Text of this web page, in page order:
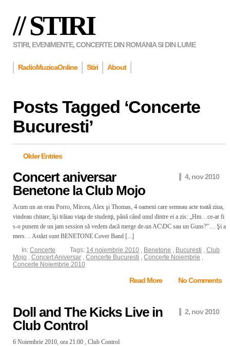
// STIRI
STIRI, EVENIMENTE, CONCERTE DIN ROMANIA SI DIN LUME
RadioMuzicaOnline Stiri About
Posts Tagged ‘Concerte
Bucuresti’
Older Entries
Concert aniversar
Benetone la Club Mojo
4, nov 2010
Acum un an erau Porro, Mircea, Alex şi Thomas, 4 oameni care semnau acte toată ziua,
vindeau chitare, îşi trăiau viaţa de studenţi, până când unul dintre ei a zis: „Hm…ce-ar fi
s-o punem de un jam session să vedem dacă merge de-un AC\DC sau un Guns?”… Şi a
mers… Astăzi sunt BENETONE Cover Band [...]
In: Concerte Tags: 14 noiembrie 2010 , Benetone , Bucuresti , Club
Mojo , Concert Aniversar , Concerte Bucuresti , Concerte Noiembrie ,
Concerte Noiembrie 2010
Read More No Comments
Doll and The Kicks Live in
Club Control
2, nov 2010
6 Noiembrie 2010, ora 21:00 , Club Control